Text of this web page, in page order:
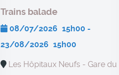
Trains balade
08/07/2026 15h00 -
23/08/2026 15h00
Les Hôpitaux Neufs - Gare du